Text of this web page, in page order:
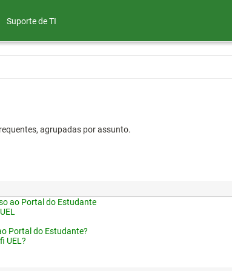
Suporte de TI
agrupadas por assunto.
ao Portal do Estudante
Portal do Estudante?
UEL?